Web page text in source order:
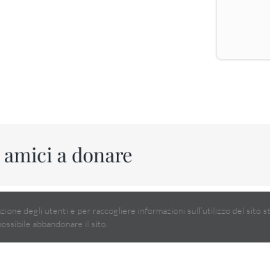
a donare
degli utenti e per raccogliere informazioni sull’utilizzo del
abbandonare il sito.